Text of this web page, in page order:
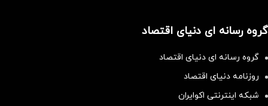
گروه رسانه ای دنیای اقتصاد
گروه رسانه ای دنیای اقتصاد
روزنامه دنیای اقتصاد
شبکه اینترنتی اکوایران